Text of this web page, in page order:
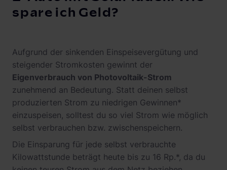
spare ich Geld?
Aufgrund der sinkenden Einspeisevergütung und
steigender Stromkosten gewinnt der
Eigenverbrauch von Photovoltaik-Strom
zunehmend an Bedeutung. Statt deinen selbst
produzierten Strom zu niedrigen Gewinnen*
einzuspeisen, solltest du so viel Strom wie möglich
selbst verbrauchen bzw. zwischenspeichern.
Die Einsparung für jede selbst verbrauchte
Kilowattstunde beträgt heute bis zu 16 Rp.*, da du